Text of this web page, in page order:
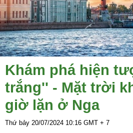
Khám phá hiện
trắng'' - Mặt trời
giờ lặn ở Nga
Thứ bảy 20/07/2024 10:16 GMT + 7